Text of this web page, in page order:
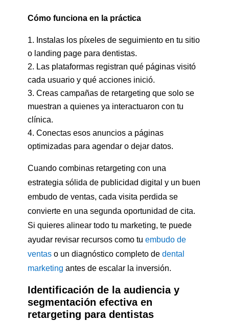
Cómo funciona en la práctica
Instalas los píxeles de seguimiento en tu sitio
o landing page para dentistas.
Las plataformas registran qué páginas visitó
cada usuario y qué acciones inició.
Creas campañas de retargeting que solo se
muestran a quienes ya interactuaron con tu
clínica.
Conectas esos anuncios a páginas
optimizadas para agendar o dejar datos.
Cuando combinas retargeting con una
estrategia sólida de publicidad digital y un buen
embudo de ventas, cada visita perdida se
convierte en una segunda oportunidad de cita.
Si quieres alinear todo tu marketing, te puede
ayudar revisar recursos como tu embudo de
ventaso un diagnóstico completo de dental
marketing antes de escalar la inversión.
Identificación de la audiencia y
segmentación efectiva en
retargeting para dentistas